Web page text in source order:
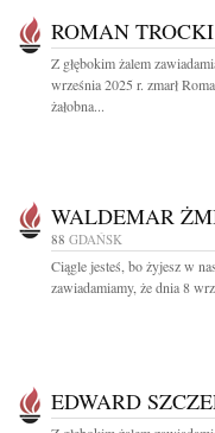
ROMAN TROCKI
Z głębokim żalem
września 2025 r. zmarł
żałobna...
WALDEMAR
88 GDAŃSK
Ciągle jesteś, bo żyjesz w
zawiadamiamy, że dnia 8
EDWARD